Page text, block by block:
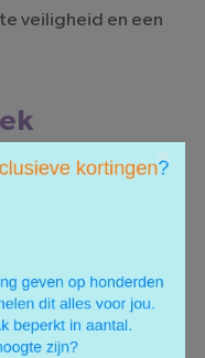
veiligheid en een
probeer dan
wat het beste bij
geven ook de
een bepaalde
ideale manier om te
op jouw wensen
×